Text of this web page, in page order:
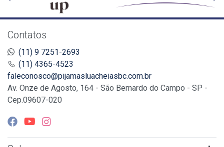
Contatos
(11) 9 7251-2693
(11) 4365-4523
faleconosco@pijamasluacheiasbc.com.br
Av. Onze de Agosto, 164 - São Bernardo do Campo - SP -
Cep.09607-020